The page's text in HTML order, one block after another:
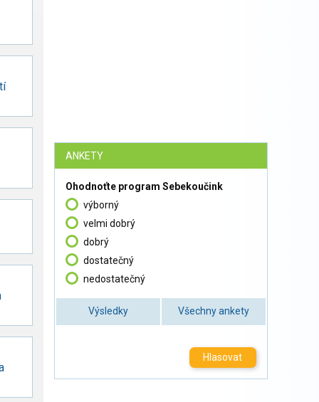
ANKETY
Ohodnoťte program Sebekoučink
výborný
velmi dobrý
dobrý
dostatečný
nedostatečný
Výsledky Všechny ankety
Hlasovat